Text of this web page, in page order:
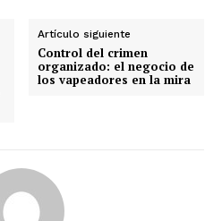
Artículo siguiente
Control del crimen
organizado: el negocio de
los vapeadores en la mira